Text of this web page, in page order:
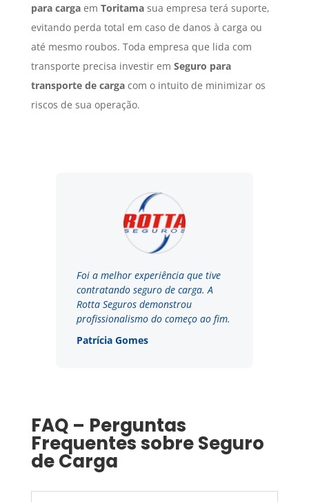
para cargaem Toritamasua empresa terá suporte,
evitando perda total em caso de danos à carga ou
até mesmo roubos. Toda empresa que lida com
transporte precisa investir em Seguro para
transporte de cargacom o intuito de minimizar os
riscos de sua operação.
Foi a melhor experiência que tive
contratando seguro de carga. A
Rotta Seguros demonstrou
profissionalismo do começo ao fim.
Patrícia Gomes
FAQ – Perguntas
Frequentes sobre Seguro
de Carga